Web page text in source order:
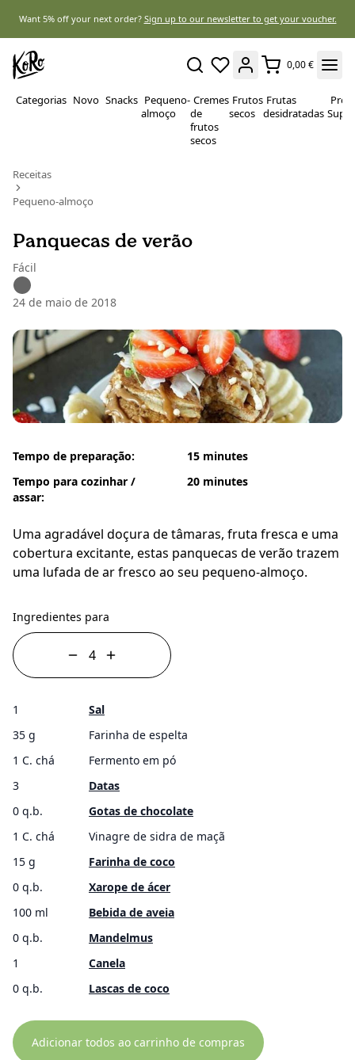
Want 5% off your next order? Sign up to our newsletter to get your voucher.
0,00 €
Categorias Novo Snacks Pequeno-
almoço
Cremes
de
frutos
secos
Frutos
secos
Frutas
desidratadas
Receitas
Pequeno-almoço
Panquecas de verão
Fácil
24 de maio de 2018
Tempo de preparação:
Tempo para cozinhar /
assar:
15 minutes
20 minutes
Uma agradável doçura de tâmaras, fruta fresca e uma
cobertura excitante, estas panquecas de verão trazem
uma lufada de ar fresco ao seu pequeno-almoço.
Ingredientes para
1
Sal
35 g
Farinha de espelta
1 C. chá
Fermento em pó
3
Datas
0 q.b.
Gotas de chocolate
1 C. chá
Vinagre de sidra de maçã
15 g
Farinha de coco
0 q.b.
Xarope de ácer
100 ml
Bebida de aveia
0 q.b.
Mandelmus
1
Canela
0 q.b.
Lascas de coco
Adicionar todos ao carrinho de compras